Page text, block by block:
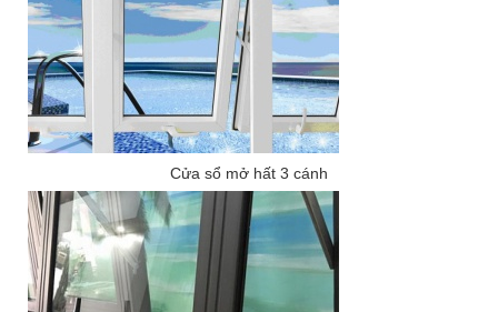
Cửa sổ mở hất 3 cánh